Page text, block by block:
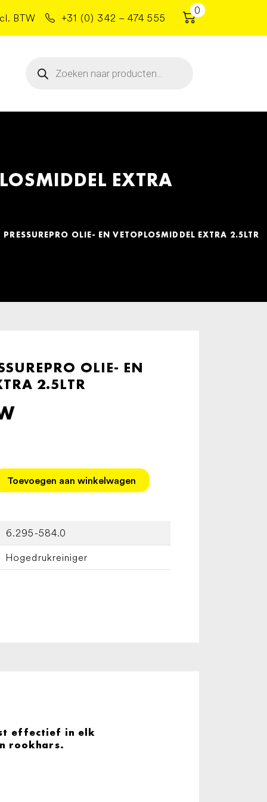
BTW +31 (0) 342 – 474 555
0
zoeken
EXTRA
PRESSUREPRO OLIE- EN VETOPLOSMIDDEL EXTRA 2.5LTR
OLIE- EN
2.5LTR
Toevoegen aan winkelwagen
6.295-584.0
Hogedrukreiniger
effectief in elk
rookhars.